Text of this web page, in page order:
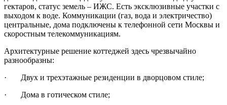
гектаров, статус земель – ИЖС. Есть эксклюзивные участки с
выходом к воде. Коммуникации (газ, вода и электричество)
центральные, дома подключены к телефонной сети Москвы и
скоростным телекоммуникациям.
Архитектурные решение коттеджей здесь чрезвычайно
разнообразны:
· Двух и трехэтажные резиденции в дворцовом стиле;
· Дома в готическом стиле;